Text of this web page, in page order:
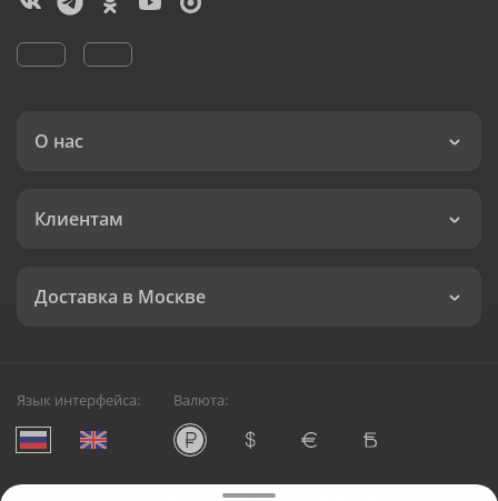
О нас
Клиентам
Доставка в Москве
Язык интерфейса: Валюта: